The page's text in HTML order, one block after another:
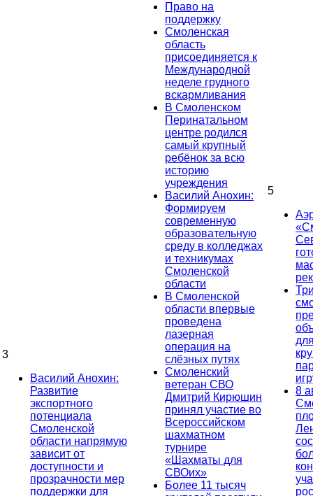
3
Василий Анохин:
Развитие
экспортного
потенциала
Смоленской
области напрямую
зависит от
доступности и
прозрачности мер
поддержки для
Право на
поддержку
Смоленская
область
присоединяется к
Международной
неделе грудного
вскармливания
В Смоленском
Перинатальном
центре родился
самый крупный
ребёнок за всю
историю
учреждения
Василий Анохин:
Формируем
современную
образовательную
среду в колледжах
и техникумах
Смоленской
области
В Смоленской
области впервые
проведена
лазерная
операция на
слёзных путях
Смоленский
ветеран СВО
Дмитрий Кирюшин
принял участие во
Всероссийском
шахматном
турнире
«Шахматы для
СВОих»
Более 11 тысяч
5
8